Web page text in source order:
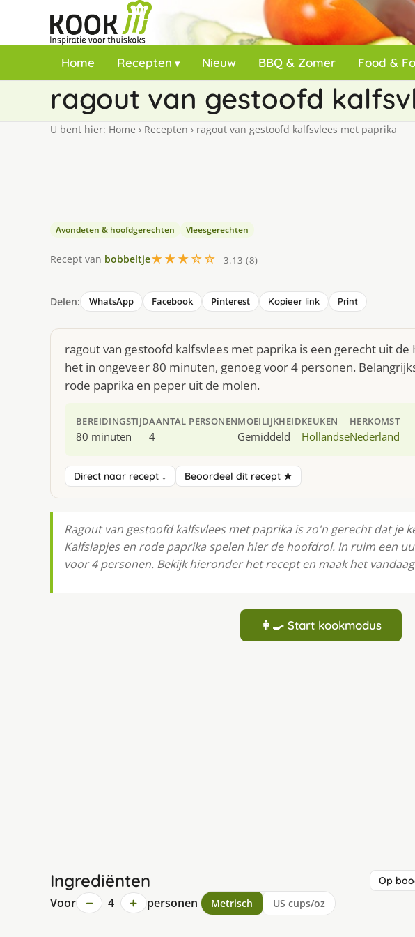
Home Recepten Nieuw BBQ & Zomer Food &
ragout van gestoofd
U bent hier: Home › Recepten › ragout van gestoofd kalfsvlees met paprika
Avondeten & hoofdgerechten Vleesgerechten
Recept van bobbeltje★★★☆☆ 3.13 (8)
Delen: WhatsApp Facebook Pinterest Kopieer link Print
ragout van gestoofd kalfsvlees met paprika is een gerecht uit de
het in ongeveer 80 minuten, genoeg voor 4 personen.
rode paprika en peper uit de molen.
BEREIDINGSTIJD
80 minuten
AANTAL PERSONEN
4
MOEILIJKHEID
Gemiddeld
KEUKEN
Hollandse
HERKOMST
Nederland
Direct naar recept ↓ Beoordeel dit recept ★
Ragout van gestoofd kalfsvlees met paprika is zo'n gerecht dat je
Kalfslapjes en rode paprika spelen hier de hoofdrol. In ruim een
voor 4 personen. Bekijk hieronder het recept en maak het
👩‍🍳 Start kookmodus
Ingrediënten Op
Voor − 4 + personen Metrisch US cups/oz